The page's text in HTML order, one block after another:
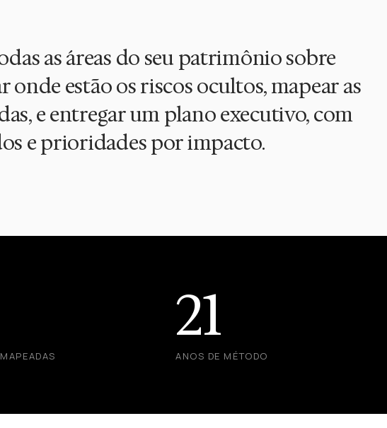
as áreas do seu patrimônio sobre
onde estão os riscos ocultos, mapear as
e entregar um plano executivo, com
e prioridades por impacto.
21
ANOS DE MÉTODO